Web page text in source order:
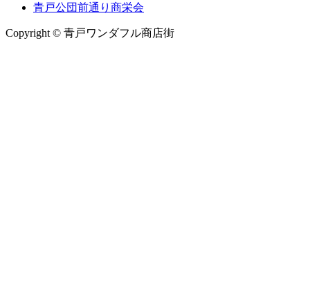
青戸公団前通り商栄会
Copyright © 青戸ワンダフル商店街